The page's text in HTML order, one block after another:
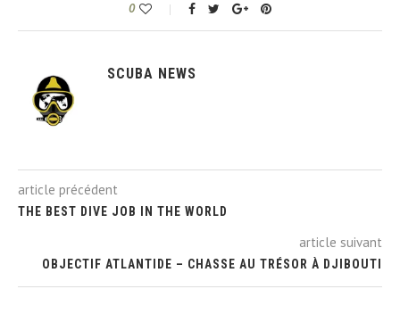
0
SCUBA NEWS
article précédent
THE BEST DIVE JOB IN THE WORLD
article suivant
OBJECTIF ATLANTIDE – CHASSE AU TRÉSOR À DJIBOUTI